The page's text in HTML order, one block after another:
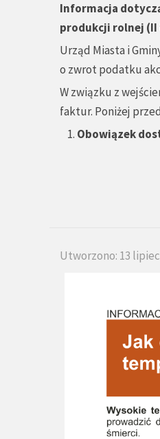
Informacja
produkcji rolnej (II
Urząd Miasta i
o zwrot podatku
W związku z
faktur. Poniżej
Obowiązek
Utworzono: 13